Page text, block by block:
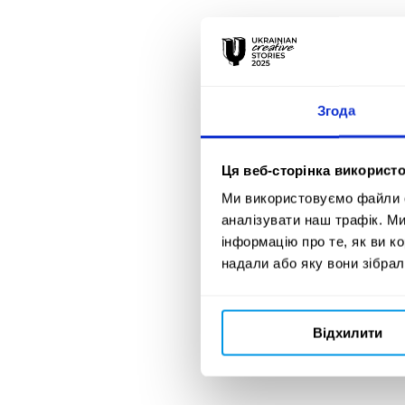
Згода
Ця веб-сторінка
Ми використовуємо файли
аналізувати наш трафік.
інформацію про те, як ви
надали або яку вони
Відхилити
ОГОЛОШЕНО
РЕЗУЛЬТАТИ
УЧАСНИКІВ
ADC*UA
AWARDS 2026